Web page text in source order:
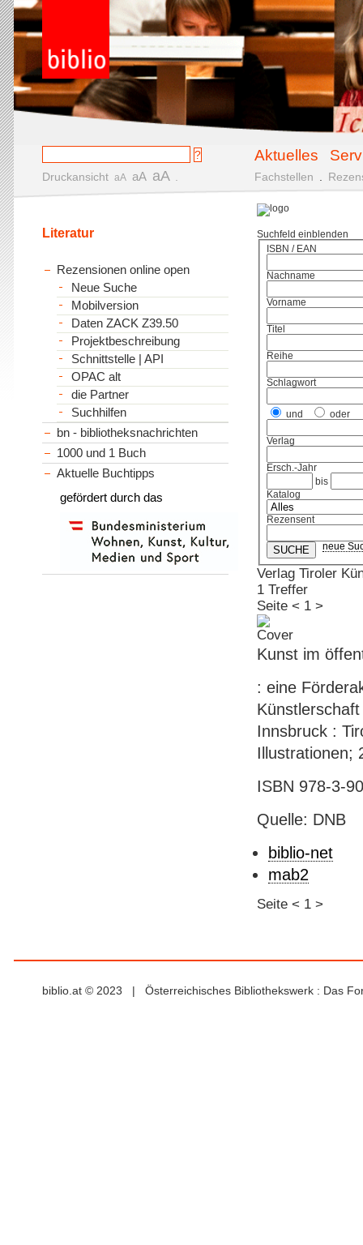
Aktuelles
Druckansicht aA aA aA Fachstellen
Suchfeld einblenden
ISBN / EAN
Nachname
Vorname
Titel
Reihe
Schlagwort
und oder
Verlag
Ersch.-Jahr
bis
Katalog
Rezensent
neue
Verlag Tiroler
1 Treffer
Seite < 1 >
Kunst im
: eine
Innsbruck :
Illustrationen;
ISBN 978-3-
Quelle: DNB
biblio-net
mab2
Seite < 1 >
Literatur
Rezensionen online open
Neue Suche
Mobilversion
Daten ZACK Z39.50
Projektbeschreibung
Schnittstelle | API
OPAC alt
die Partner
Suchhilfen
bn - bibliotheksnachrichten
1000 und 1 Buch
Aktuelle Buchtipps
gefördert durch das
biblio.at © 2023 | Österreichisches Bibliothekswerk : Das